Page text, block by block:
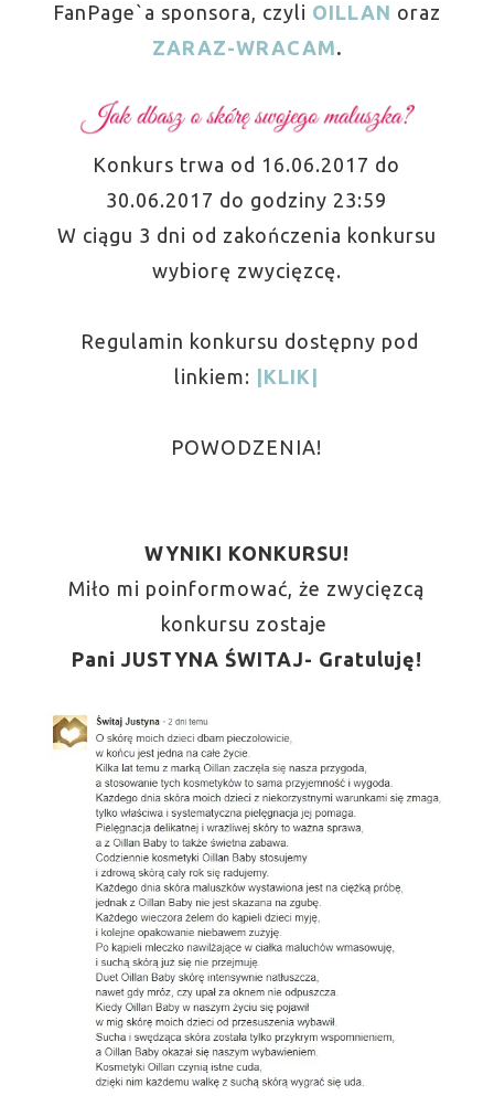
FanPage`a sponsora, czyli OILLAN oraz
ZARAZ-WRACAM.
Konkurs trwa od 16.06.2017 do
30.06.2017 do godziny 23:59
W ciągu 3 dni od zakończenia konkursu
wybiorę zwycięzcę.
Regulamin konkursu dostępny pod
linkiem:
|KLIK|
POWODZENIA!
WYNIKI KONKURSU!
Miło mi poinformować, że zwycięzcą
konkursu zostaje
Pani JUSTYNA ŚWITAJ- Gratuluję!